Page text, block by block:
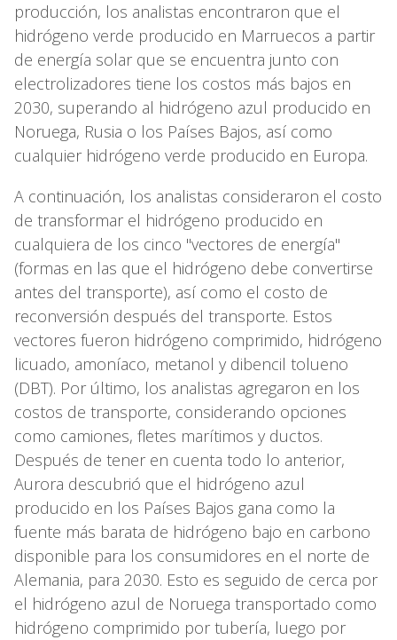
producción, los analistas encontraron que el
hidrógeno verde producido en Marruecos a partir
de energía solar que se encuentra junto con
electrolizadores tiene los costos más bajos en
2030, superando al hidrógeno azul producido en
Noruega, Rusia o los Países Bajos, así como
cualquier hidrógeno verde producido en Europa.
A continuación, los analistas consideraron el costo
de transformar el hidrógeno producido en
cualquiera de los cinco "vectores de energía"
(formas en las que el hidrógeno debe convertirse
antes del transporte), así como el costo de
reconversión después del transporte. Estos
vectores fueron hidrógeno comprimido, hidrógeno
licuado, amoníaco, metanol y dibencil tolueno
(DBT). Por último, los analistas agregaron en los
costos de transporte, considerando opciones
como camiones, fletes marítimos y ductos.
Después de tener en cuenta todo lo anterior,
Aurora descubrió que el hidrógeno azul
producido en los Países Bajos gana como la
fuente más barata de hidrógeno bajo en carbono
disponible para los consumidores en el norte de
Alemania, para 2030. Esto es seguido de cerca por
el hidrógeno azul de Noruega transportado como
hidrógeno comprimido por tubería, luego por